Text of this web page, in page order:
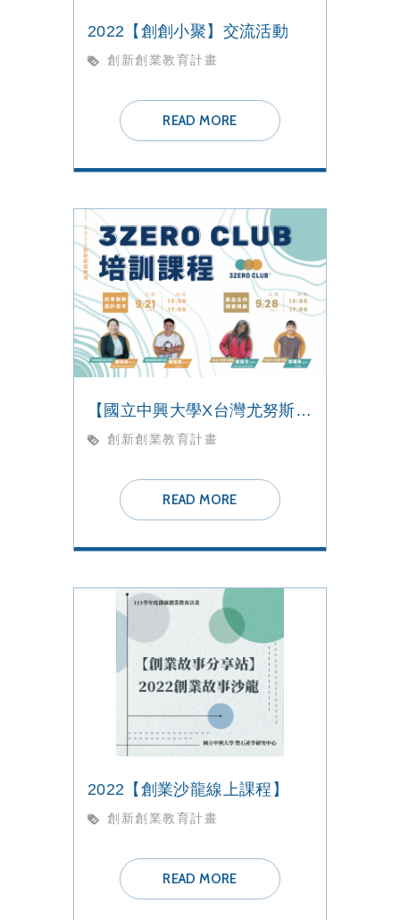
2022【創創小聚】交流活動
創新創業教育計畫
READ MORE
【國立中興大學X台灣尤努斯基金會】 3ZERO CLUB培訓課程
創新創業教育計畫
READ MORE
2022【創業沙龍線上課程】
創新創業教育計畫
READ MORE